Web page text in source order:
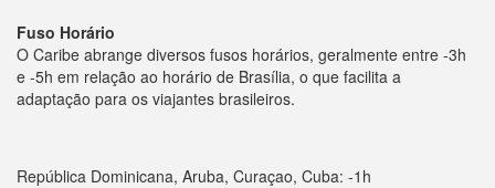
Fuso Horário
O Caribe abrange diversos fusos horários, geralmente entre -3h
e -5h em relação ao horário de Brasília, o que facilita a
adaptação para os viajantes brasileiros.
República Dominicana, Aruba, Curaçao, Cuba: -1h